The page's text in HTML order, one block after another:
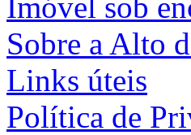
Sobre a Alto
Links úteis
Política de